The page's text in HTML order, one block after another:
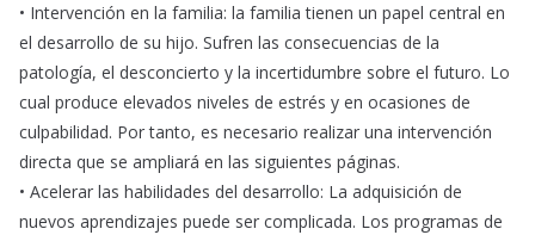
• Intervención en la familia: la familia tienen un papel central en
el desarrollo de su hijo. Sufren las consecuencias de la
patología, el desconcierto y la incertidumbre sobre el futuro. Lo
cual produce elevados niveles de estrés y en ocasiones de
culpabilidad. Por tanto, es necesario realizar una intervención
directa que se ampliará en las siguientes páginas.
• Acelerar las habilidades del desarrollo: La adquisición de
nuevos aprendizajes puede ser complicada. Los programas de